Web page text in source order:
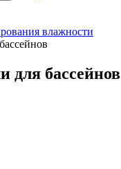
влажности
для бассейнов